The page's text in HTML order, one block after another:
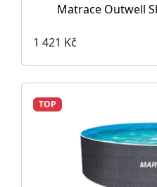
Matrace Outwell
1 421 Kč
TOP